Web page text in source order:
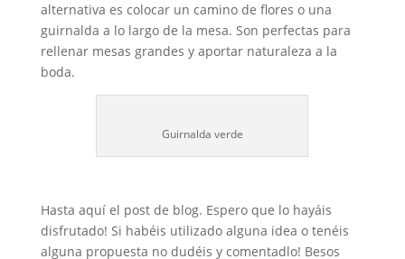
alternativa es colocar un camino de flores o una
guirnalda a lo largo de la mesa. Son perfectas para
rellenar mesas grandes y aportar naturaleza a la
boda.
Guirnalda verde
Hasta aquí el post de blog. Espero que lo hayáis
disfrutado! Si habéis utilizado alguna idea o tenéis
alguna propuesta no dudéis y comentadlo! Besos